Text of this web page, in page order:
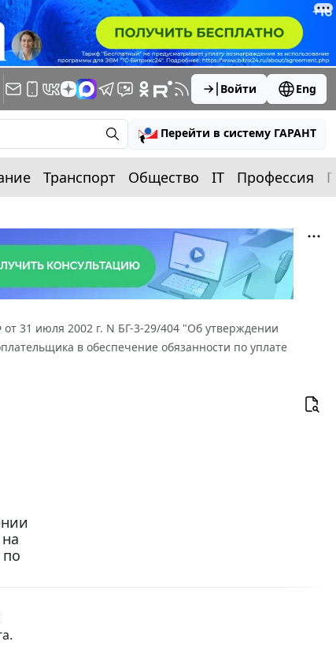
Войти Eng
Перейти в систему ГАРАНТ
Транспорт Общество IT Профессия
31 июля 2002 г. N БГ-3-29/404 "Об утверждении
в обеспечение обязанности по уплате